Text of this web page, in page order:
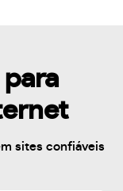
sites confiáveis